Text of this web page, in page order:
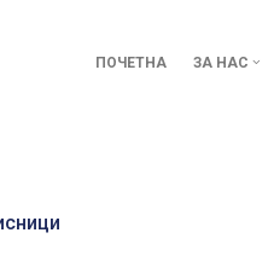
ПОЧЕТНА ЗА НАС